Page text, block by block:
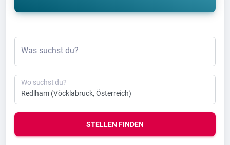
Was suchst du?
Wo suchst du?
STELLEN FINDEN